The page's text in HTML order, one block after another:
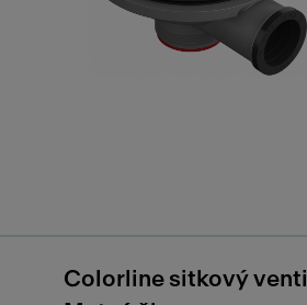
Colorline sitkový ventil